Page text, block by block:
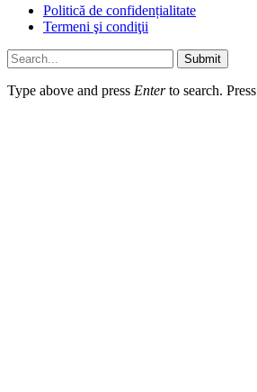
Politică de confidențialitate
Termeni şi condiţii
Submit
Type above and press Enterto search. Press